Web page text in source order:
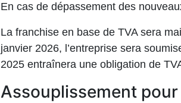
En cas de dépassement des
La franchise en base de TVA sera
janvier 2026, l’entreprise sera
2025 entraînera une obligation de
Assouplissement